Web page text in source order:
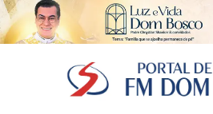
Sair da versão